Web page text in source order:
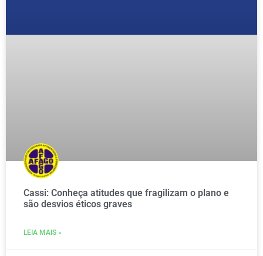
Cassi: Conheça atitudes que fragilizam o plano e
são desvios éticos graves
LEIA MAIS »